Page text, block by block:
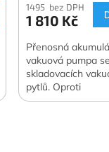
1495 bez DPH
1 810 Kč
Přenosná
vakuová pumpa
skladovacích
pytlů. Oproti
samostatnému